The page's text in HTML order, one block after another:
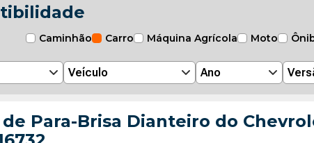
Caminhão Carro Máquina Agrícola Moto
Veículo Ano
Para-Brisa Dianteiro do